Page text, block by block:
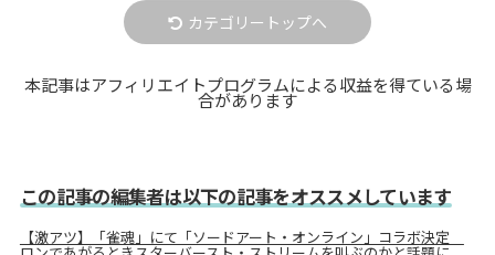
カテゴリートップへ
本記事はアフィリエイトプログラムによる収益を得ている場
合があります
この記事の編集者は以下の記事をオススメしています
【激アツ】「雀魂」にて「ソードアート・オンライン」コラボ決定